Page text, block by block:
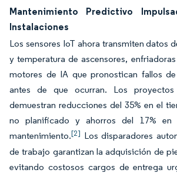
Mantenimiento Predictivo
Instalaciones
Los sensores IoT ahora transmiten datos
y temperatura de ascensores,
motores de IA que pronostican fallos
antes de que ocurran. Los
demuestran reducciones del 35% en el
no planificado y ahorros del 17% en
mantenimiento.[2] Los disparadores
de trabajo garantizan la adquisición de
evitando costosos cargos de entrega